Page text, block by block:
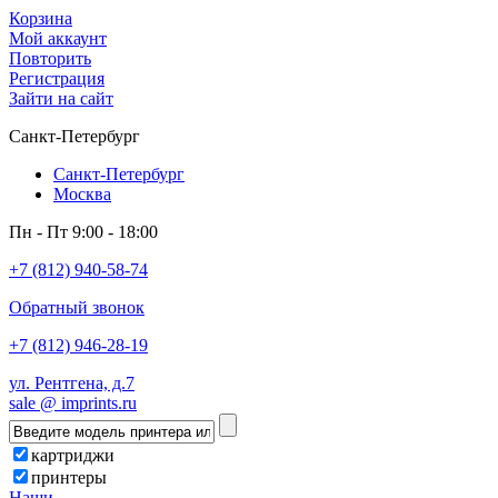
Корзина
Мой аккаунт
Повторить
Регистрация
Зайти на сайт
Санкт-Петербург
Санкт-Петербург
Москва
Пн - Пт 9:00 - 18:00
+7 (812) 940-58-74
Обратный звонок
+7 (812) 946-28-19
ул. Рентгена, д.7
sale @ imprints.ru
картриджи
принтеры